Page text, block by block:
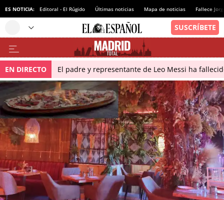
ES NOTICIA: Editoral - El Rúgido Últimas noticias Mapa de noticias Fallece
EN DIRECTO El padre y representante de Leo Messi ha